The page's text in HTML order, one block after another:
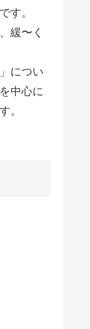
す。
緩〜く
につい
中心に
。